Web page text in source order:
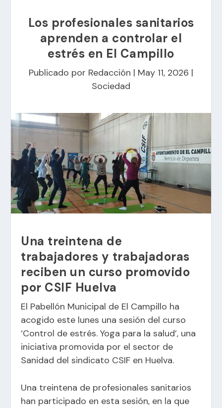
Los profesionales sanitarios
aprenden a controlar el
estrés en El Campillo
Publicado por Redacción | May 11, 2026 |
Sociedad
Una treintena de
trabajadores y trabajadoras
reciben un curso promovido
por CSIF Huelva
El Pabellón Municipal de El Campillo ha
acogido este lunes una sesión del curso
‘Control de estrés. Yoga para la salud’, una
iniciativa promovida por el sector de
Sanidad del sindicato CSIF en Huelva.
Una treintena de profesionales sanitarios
han participado en esta sesión, en la que